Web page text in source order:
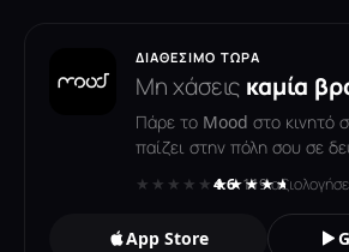
ΔΙΑΘΈΣΙΜΟ ΤΏΡΑ
Μη χάσεις καμία
Πάρε το Mood στο κινητό
παίζει στην πόλη σου σε
★★★★★★★★★★
4.6· 119
App Store